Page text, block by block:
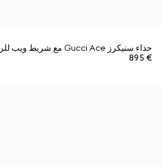
حذاء سنيكرز Gucci Ace مع شريط ويب للرجال
€ 895